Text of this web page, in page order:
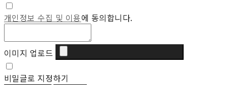
개인정보 수집 및 이용에 동의합니다.
이미지 업로드
비밀글로 지정하기